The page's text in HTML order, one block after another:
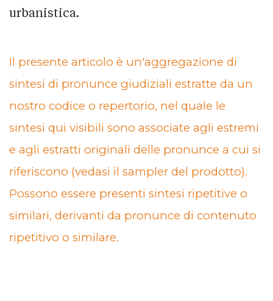
urbanistica.
Il presente articolo è un'aggregazione di
sintesi di pronunce giudiziali estratte da un
nostro codice o repertorio, nel quale le
sintesi qui visibili sono associate agli estremi
e agli estratti originali delle pronunce a cui si
riferiscono (vedasi il sampler del prodotto).
Possono essere presenti sintesi ripetitive o
similari, derivanti da pronunce di contenuto
ripetitivo o similare.